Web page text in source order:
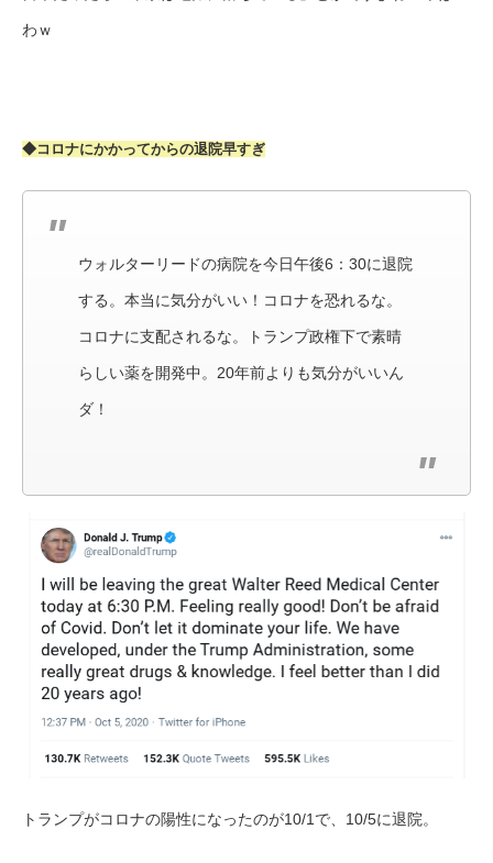
わｗ
◆コロナにかかってからの退院早すぎ
ウォルターリードの病院を今日午後6：30に退院
する。本当に気分がいい！コロナを恐れるな。
コロナに支配されるな。トランプ政権下で素晴
らしい薬を開発中。20年前よりも気分がいいん
ダ！
トランプがコロナの陽性になったのが10/1で、10/5に退院。